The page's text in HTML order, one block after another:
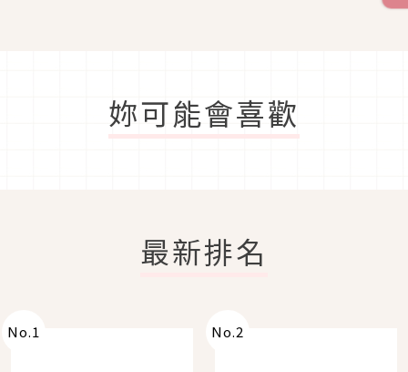
妳可能會喜歡
最新排名
No.1 No.2